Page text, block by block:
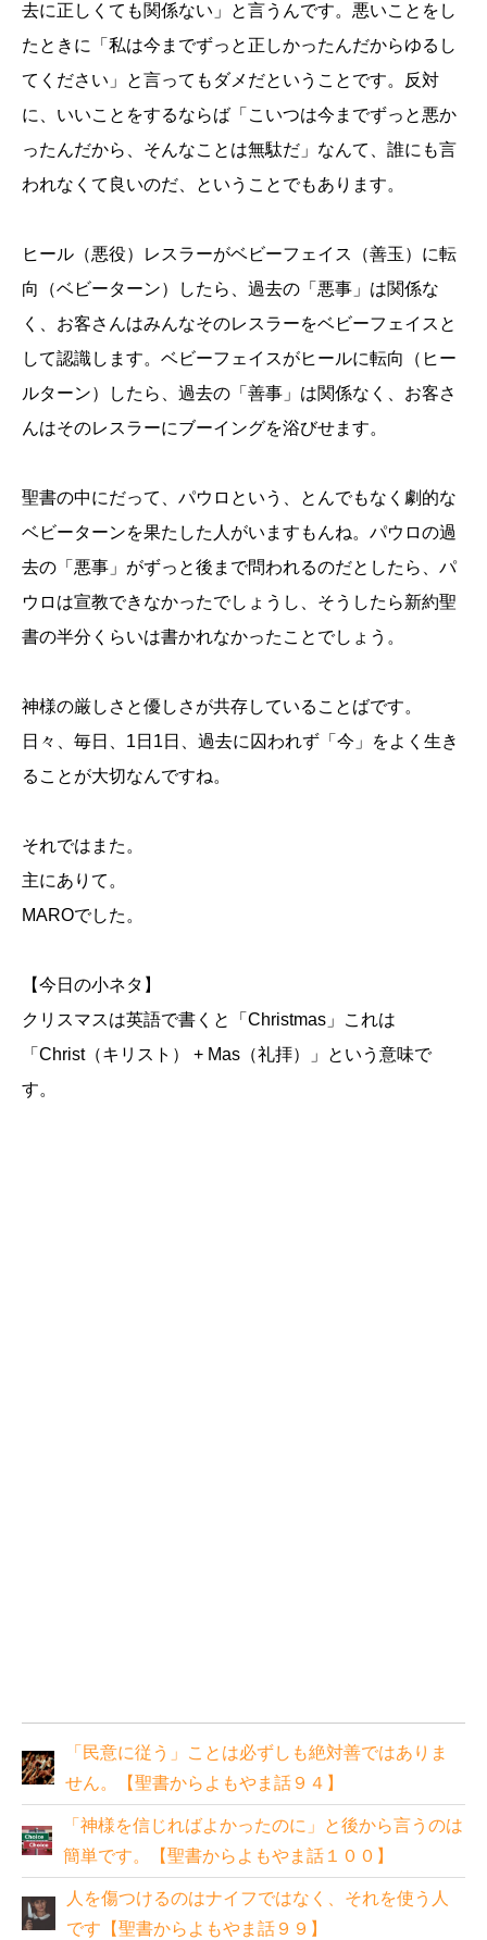
去に正しくても関係ない」と言うんです。悪いことをし
たときに「私は今までずっと正しかったんだからゆるし
てください」と言ってもダメだということです。反対
に、いいことをするならば「こいつは今までずっと悪か
ったんだから、そんなことは無駄だ」なんて、誰にも言
われなくて良いのだ、ということでもあります。
ヒール（悪役）レスラーがベビーフェイス（善玉）に転
向（ベビーターン）したら、過去の「悪事」は関係な
く、お客さんはみんなそのレスラーをベビーフェイスと
して認識します。ベビーフェイスがヒールに転向（ヒー
ルターン）したら、過去の「善事」は関係なく、お客さ
んはそのレスラーにブーイングを浴びせます。
聖書の中にだって、パウロという、とんでもなく劇的な
ベビーターンを果たした人がいますもんね。パウロの過
去の「悪事」がずっと後まで問われるのだとしたら、パ
ウロは宣教できなかったでしょうし、そうしたら新約聖
書の半分くらいは書かれなかったことでしょう。
神様の厳しさと優しさが共存していることばです。
日々、毎日、1日1日、過去に囚われず「今」をよく生き
ることが大切なんですね。
それではまた。
主にありて。
MAROでした。
【今日の小ネタ】
クリスマスは英語で書くと「Christmas」これは
「Christ（キリスト） + Mas（礼拝）」という意味で
す。
「民意に従う」ことは必ずしも絶対善ではありま
せん。【聖書からよもやま話９４】
「神様を信じればよかったのに」と後から言うのは
簡単です。【聖書からよもやま話１００】
人を傷つけるのはナイフではなく、それを使う人
です【聖書からよもやま話９９】